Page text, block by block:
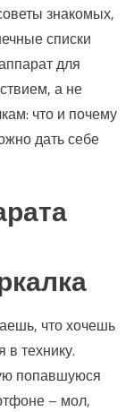
знакомых,
списки
для
а не
что и почему
дать себе
что хочешь
в технику.
попавшуюся
– мол,